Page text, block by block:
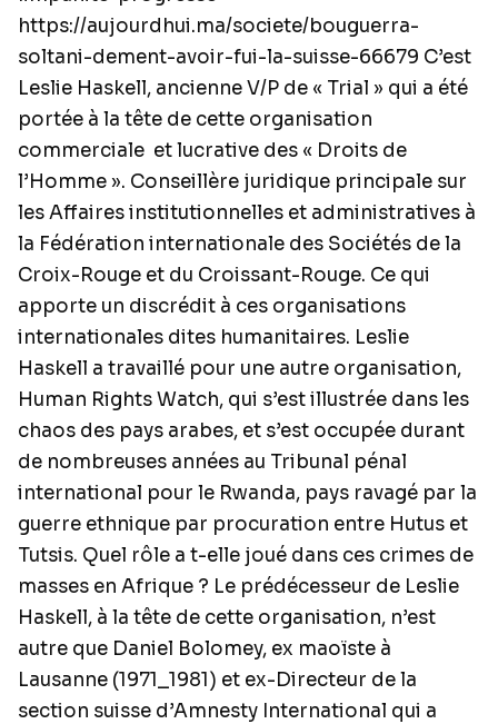
https://aujourdhui.ma/societe/bouguerra-
soltani-dement-avoir-fui-la-suisse-66679 C’est
Leslie Haskell, ancienne V/P de « Trial » qui a été
portée à la tête de cette organisation
commerciale et lucrative des « Droits de
l’Homme ». Conseillère juridique principale sur
les Affaires institutionnelles et administratives à
la Fédération internationale des Sociétés de la
Croix-Rouge et du Croissant-Rouge. Ce qui
apporte un discrédit à ces organisations
internationales dites humanitaires. Leslie
Haskell a travaillé pour une autre organisation,
Human Rights Watch, qui s’est illustrée dans les
chaos des pays arabes, et s’est occupée durant
de nombreuses années au Tribunal pénal
international pour le Rwanda, pays ravagé par la
guerre ethnique par procuration entre Hutus et
Tutsis. Quel rôle a t-elle joué dans ces crimes de
masses en Afrique ? Le prédécesseur de Leslie
Haskell, à la tête de cette organisation, n’est
autre que Daniel Bolomey, ex maoïste à
Lausanne (1971_1981) et ex-Directeur de la
section suisse d’Amnesty International qui a